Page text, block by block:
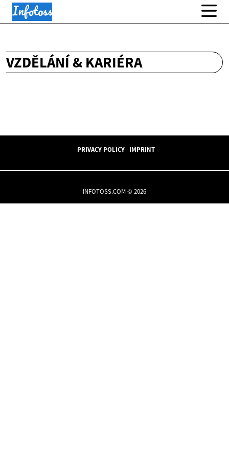
VZDĚLÁNÍ & KARIÉRA
PRIVACY POLICY IMPRINT
INFOTOSS.COM © 2026